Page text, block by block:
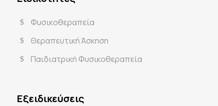
Φυσικοθεραπεία
Θεραπευτική Άσκηση
Παιδιατρική Φυσικοθεραπεία
Εξειδικεύσεις